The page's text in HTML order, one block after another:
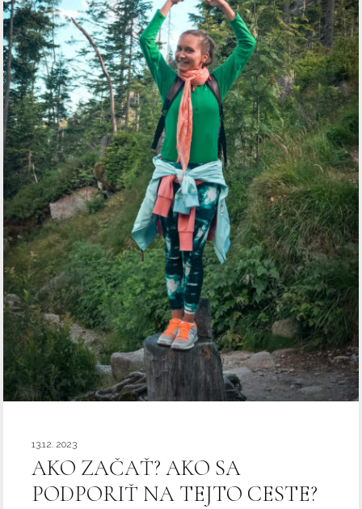
13.12. 2023
AKO ZAČAŤ? AKO SA
PODPORIŤ NA TEJTO CESTE?